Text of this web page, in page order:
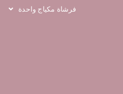
فرشاة مكياج واحدة